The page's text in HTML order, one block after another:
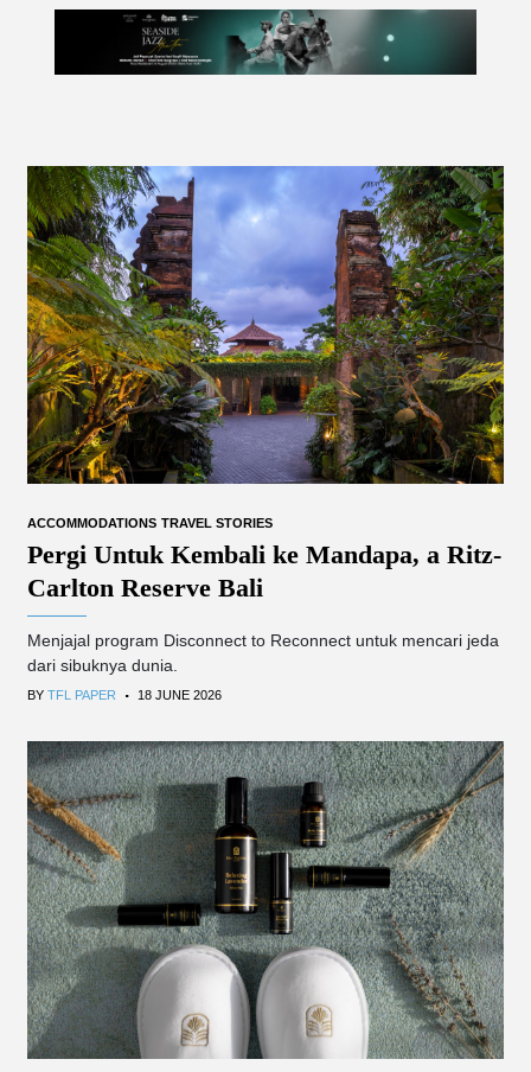
ACCOMMODATIONS TRAVEL STORIES
Pergi Untuk Kembali ke Mandapa, a Ritz-
Carlton Reserve Bali
Menjajal program Disconnect to Reconnect untuk mencari jeda
dari sibuknya dunia.
BY TFL PAPER . 18 JUNE 2026